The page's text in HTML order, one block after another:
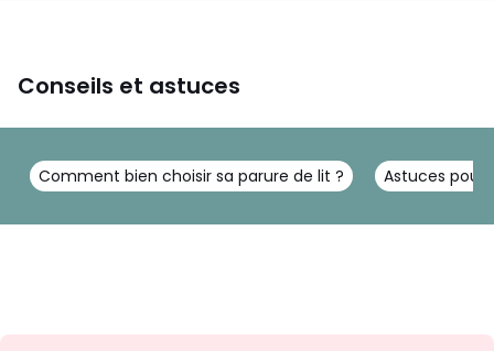
Conseils et astuces
Comment bien choisir sa parure de lit ? Astuces pour